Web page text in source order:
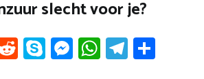
slecht voor je?
RedditSkypeMessenger
WhatsApp
Telegram